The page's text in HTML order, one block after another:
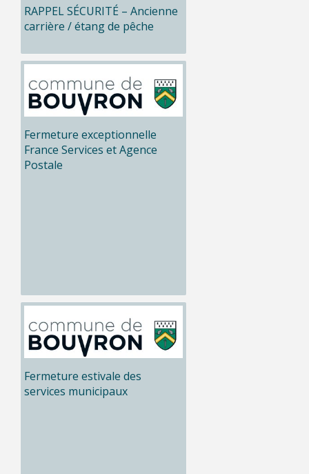
RAPPEL SÉCURITÉ – Ancienne
carrière / étang de pêche
Fermeture exceptionnelle
France Services et Agence
Postale
Fermeture estivale des
services municipaux